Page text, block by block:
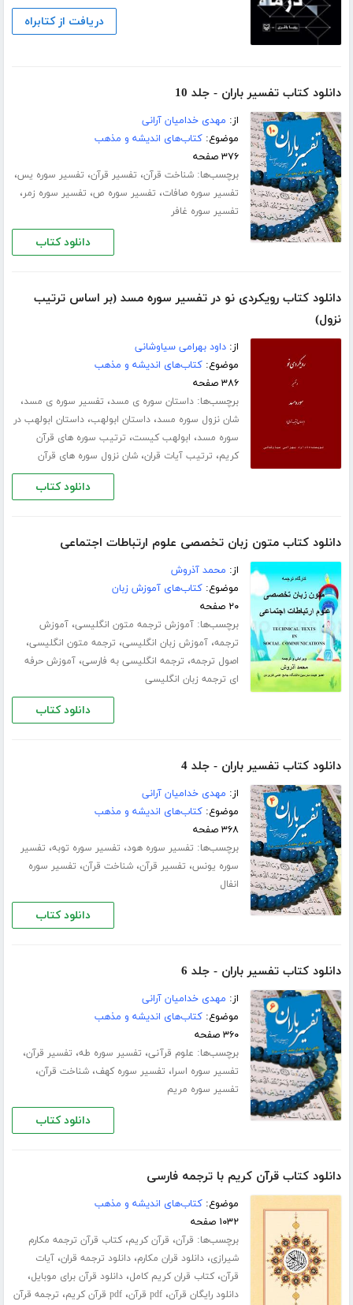
دریافت از کتابراه
دانلود کتاب تفسیر باران - جلد 10
از: مهدی خدامیان آرانی
موضوع:کتاب‌های اندیشه و مذهب
۳۷۶ صفحه
برچسب‌ها:شناخت قرآن، تفسیر قرآن، تفسیر سوره یس،
تفسیر سوره صافات، تفسیر سوره ص، تفسیر سوره زمر،
تفسیر سوره غافر
دانلود کتاب
دانلود کتاب رویکردی نو در تفسیر سوره مسد (بر اساس ترتیب
نزول)
از:داود بهرامی سیاوشانی
موضوع:کتاب‌های اندیشه و مذهب
۳۸۶ صفحه
برچسب‌ها:داستان سوره ی مسد، تفسیر سوره ی مسد،
شان نزول سوره مسد،داستان ابولهب،داستان ابولهب در
سوره مسد، ابولهب کیست، ترتیب سوره های قرآن
کریم، ترتیب آیات قران،شان نزول سوره های قرآن
دانلود کتاب
دانلود کتاب متون زبان تخصصی علوم ارتباطات اجتماعی
از: محمد آذروش
موضوع:کتاب‌های آموزش زبان
۲۰ صفحه
برچسب‌ها:آموزش ترجمه متون انگلیسی،آموزش
ترجمه،آموزش زبان انگلیسی، ترجمه متون انگلیسی،
اصول ترجمه، ترجمه انگلیسی به فارسی،آموزش حرفه
ای ترجمه زبان انگلیسی
دانلود کتاب
دانلود کتاب تفسیر باران - جلد 4
از: مهدی خدامیان آرانی
موضوع:کتاب‌های اندیشه و مذهب
۳۶۸ صفحه
برچسب‌ها: تفسیر سوره هود، تفسیر سوره توبه، تفسیر
سوره یونس، تفسیر قرآن،شناخت قرآن، تفسیر سوره
انفال
دانلود کتاب
دانلود کتاب تفسیر باران - جلد 6
از: مهدی خدامیان آرانی
موضوع:کتاب‌های اندیشه و مذهب
۳۶۰ صفحه
برچسب‌ها: علوم قرآنی، تفسیر سوره طه، تفسیر قرآن،
تفسیر سوره اسرا، تفسیر سوره کهف،شناخت قرآن،
تفسیر سوره مریم
دانلود کتاب
دانلود کتاب قرآن کریم با ترجمه فارسی
موضوع:کتاب‌های اندیشه و مذهب
۱۰۳۲ صفحه
برچسب‌ها: قرآن، قرآن کریم،کتاب قرآن ترجمه مکارم
شیرازی،دانلود قران مکارم،دانلود ترجمه قران،آیات
قرآن،کتاب قران کریم کامل،دانلود قرآن برای موبایل،
دانلود رایگان قرآن،pdf قرآن ،pdf قرآن کریم ، ترجمه قرآن